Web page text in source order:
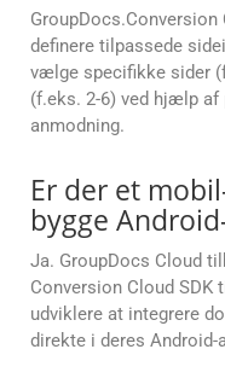
definere tilpassede
vælge specifikke sider
(f.eks. 2-6) ved hjælp af
anmodning.
Er der et
bygge
Ja. GroupDocs Cloud
Conversion Cloud
udviklere at integrere
direkte i deres Android-